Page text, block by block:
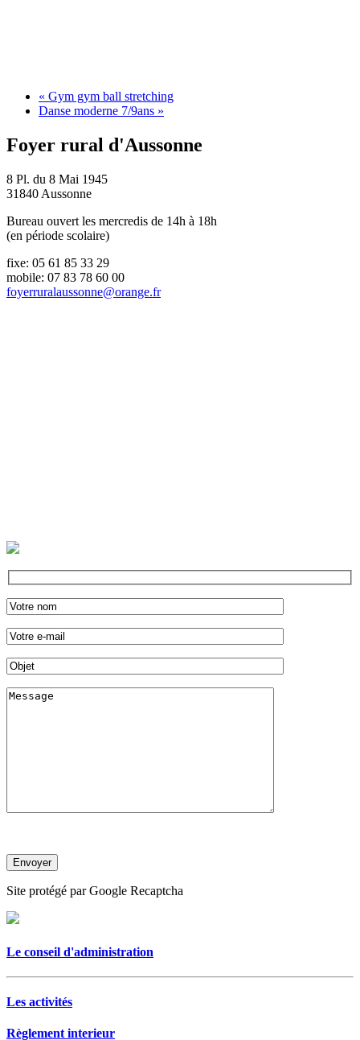
« Gym gym ball stretching
Danse moderne 7/9ans »
Foyer rural d'Aussonne
8 Pl. du 8 Mai 1945
31840 Aussonne
Bureau ouvert les mercredis de 14h à 18h
(en période scolaire)
fixe: 05 61 85 33 29
mobile: 07 83 78 60 00
foyerruralaussonne@orange.fr
Site protégé par Google Recaptcha
Le conseil d'administration
Les activités
Règlement interieur